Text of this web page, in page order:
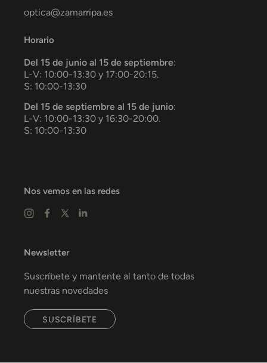
optica@zamarripa.es
Horario
Del 15 de junio al 15 de septiembre:
L-V: 10:00-13:30 y 17:00-20:15.
S: 10:00-13:30
Del 15 de septiembre al 15 de junio:
L-V: 10:00-13:30 y 16:30-20:00.
S: 10:00-13:30
Nos vemos en las redes
Newsletter
Suscríbete y mantente al tanto de todas
nuestras novedades
SUSCRÍBETE